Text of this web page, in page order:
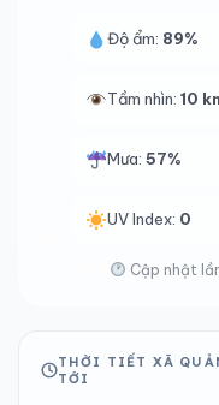
Độ ẩm: 89%
Tầm nhìn: 10
Mưa: 57%
UV Index: 0
Cập nhật
THỜI TIẾT XÃ
TỚI